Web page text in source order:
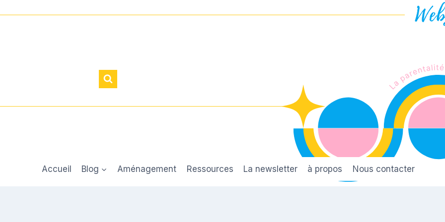
Accueil Blog Aménagement Ressources La newsletter à propos Nous contacter